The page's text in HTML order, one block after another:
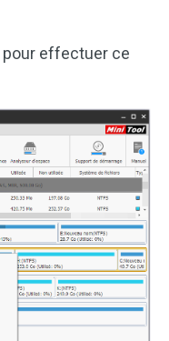
pour effectuer ce